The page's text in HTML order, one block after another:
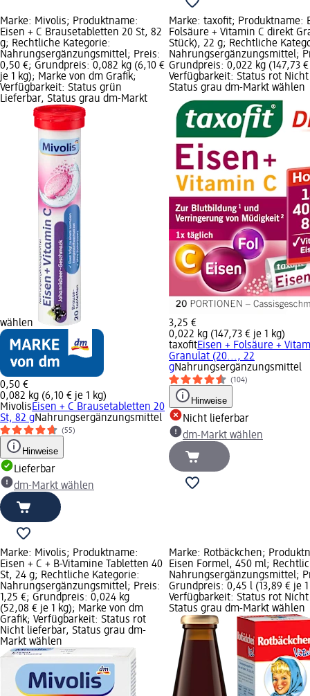
Marke: Mivolis; Produktname:
Eisen + C Brausetabletten 20 St, 82
g; Rechtliche Kategorie:
Nahrungsergänzungsmittel; Preis:
0,50 €; Grundpreis: 0,082 kg (6,10 €
je 1 kg); Marke von dm Grafik;
Verfügbarkeit: Status grün
Lieferbar, Status grau dm-Markt
wählen
0,50 €
0,082 kg (6,10 € je 1 kg)
MivolisEisen + C Brausetabletten 20
St, 82 gNahrungsergänzungsmittel
(55)
Hinweise
Lieferbar
dm-Markt wählen
Marke: taxofit; Produktname:
Folsäure + Vitamin C direkt
Stück), 22 g; Rechtliche
Nahrungsergänzungsmittel;
Grundpreis: 0,022 kg (147,73
Verfügbarkeit: Status rot
Status grau dm-Markt wählen
3,25 €
0,022 kg (147,73 € je 1 kg)
taxofitEisen + Folsäure +
Granulat (20..., 22
gNahrungsergänzungsmittel
(104)
Hinweise
Nicht lieferbar
dm-Markt wählen
Marke: Mivolis; Produktname:
Eisen + C + B-Vitamine Tabletten 40
St, 24 g; Rechtliche Kategorie:
Nahrungsergänzungsmittel; Preis:
1,25 €; Grundpreis: 0,024 kg
(52,08 € je 1 kg); Marke von dm
Grafik; Verfügbarkeit: Status rot
Nicht lieferbar, Status grau dm-
Markt wählen
Marke: Rotbäckchen;
Eisen Formel, 450 ml;
Nahrungsergänzungsmittel;
Grundpreis: 0,45 l (13,89 € je
Verfügbarkeit: Status rot
Status grau dm-Markt wählen